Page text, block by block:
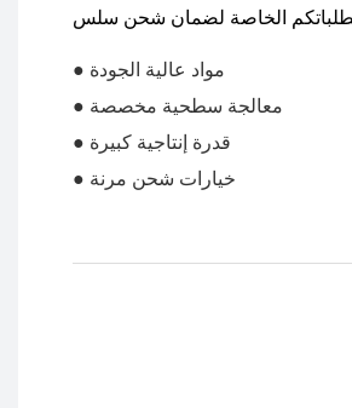
● مواد عالية الجودة
● معالجة سطحية مخصصة
● قدرة إنتاجية كبيرة
● خيارات شحن مرنة